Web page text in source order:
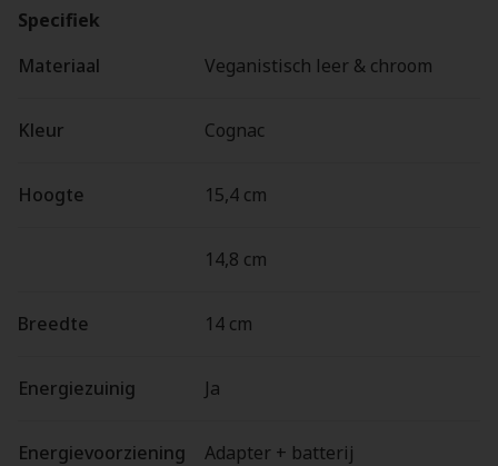
Specifiek
Materiaal
Veganistisch leer & chroom
Kleur Cognac
Hoogte 15,4 cm
14,8 cm
Breedte 14 cm
Energiezuinig Ja
Energievoorziening Adapter + batterij